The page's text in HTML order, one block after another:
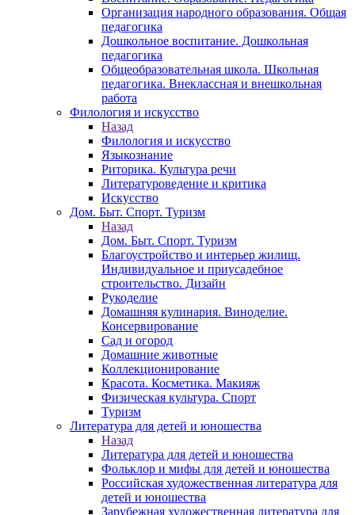
Организация народного образования. Общая
педагогика
Дошкольное воспитание. Дошкольная
педагогика
Общеобразовательная школа. Школьная
педагогика. Внеклассная и внешкольная
работа
Филология и искусство
Назад
Филология и искусство
Языкознание
Риторика. Культура речи
Литературоведение и критика
Искусство
Дом. Быт. Спорт. Туризм
Назад
Дом. Быт. Спорт. Туризм
Благоустройство и интерьер жилищ.
Индивидуальное и приусадебное
строительство. Дизайн
Рукоделие
Домашняя кулинария. Виноделие.
Консервирование
Сад и огород
Домашние животные
Коллекционирование
Красота. Косметика. Макияж
Физическая культура. Спорт
Туризм
Литература для детей и юношества
Назад
Литература для детей и юношества
Фольклор и мифы для детей и юношества
Российская художественная литература для
детей и юношества
Зарубежная художественная литература для